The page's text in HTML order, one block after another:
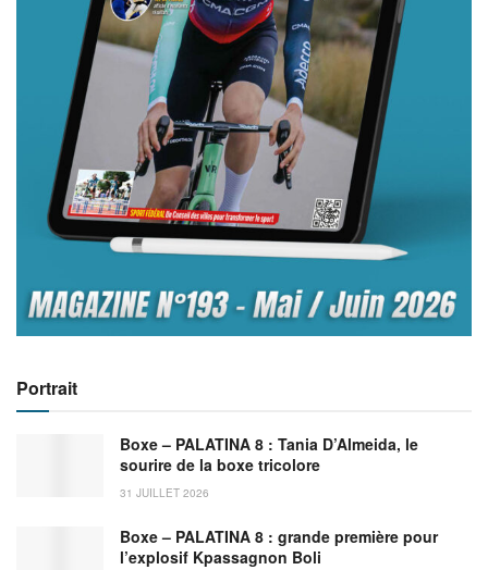
Portrait
Boxe – PALATINA 8 : Tania D’Almeida, le
sourire de la boxe tricolore
31 JUILLET 2026
Boxe – PALATINA 8 : grande première pour
l’explosif Kpassagnon Boli